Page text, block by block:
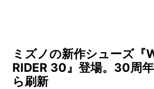
ミズノの新作シューズ『
RIDER 30』登場。30周
ら刷新